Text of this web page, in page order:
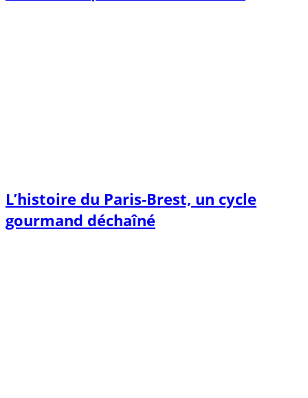
L’histoire du Paris-Brest, un cycle
gourmand déchaîné